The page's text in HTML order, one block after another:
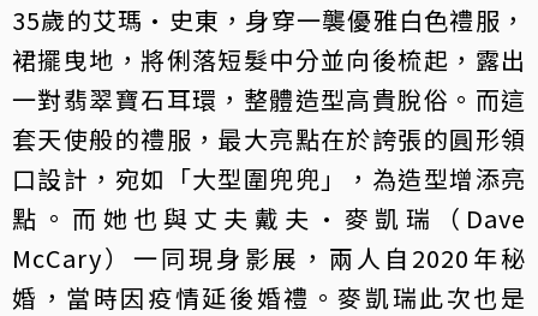
35歲的艾瑪·史東，身穿一襲優雅白色禮服，
裙擺曳地，將俐落短髮中分並向後梳起，露出
一對翡翠寶石耳環，整體造型高貴脫俗。而這
套天使般的禮服，最大亮點在於誇張的圓形領
口設計，宛如「大型圍兜兜」，為造型增添亮
點。而她也與丈夫戴夫·麥凱瑞（Dave
McCary）一同現身影展，兩人自2020年秘
婚，當時因疫情延後婚禮。麥凱瑞此次也是